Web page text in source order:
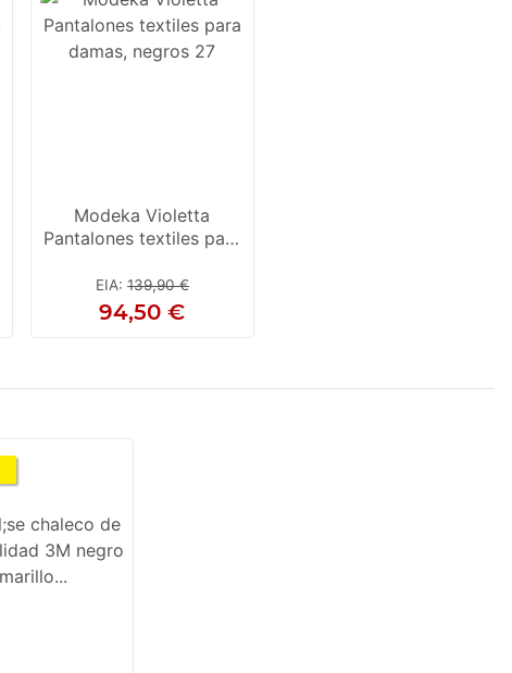
Modeka Violetta
Pantalones textiles para
EIA: 139,90 €
94,50 €